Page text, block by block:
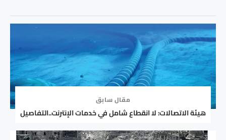
مقال سابق
هيئة الاتصالات: لا انقطاع شامل في خدمات الإنترنت..التفاصيل